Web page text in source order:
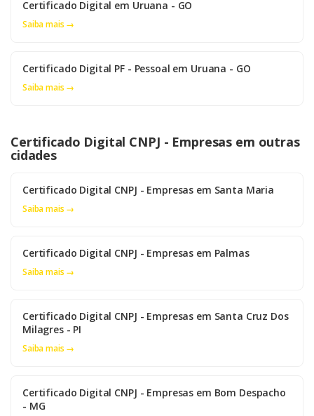
Certificado Digital em Uruana - GO
Saiba mais →
Certificado Digital PF - Pessoal em Uruana - GO
Saiba mais →
Certificado Digital CNPJ - Empresas em outras
cidades
Certificado Digital CNPJ - Empresas em Santa Maria
Saiba mais →
Certificado Digital CNPJ - Empresas em Palmas
Saiba mais →
Certificado Digital CNPJ - Empresas em Santa Cruz Dos
Milagres - PI
Saiba mais →
Certificado Digital CNPJ - Empresas em Bom Despacho
- MG